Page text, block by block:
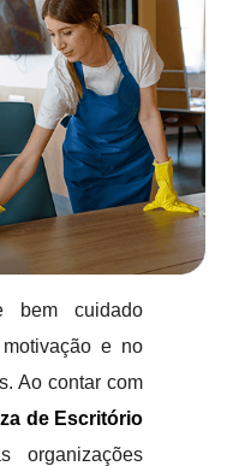
bem cuidado
e no
Ao contar com
de Escritório
organizações